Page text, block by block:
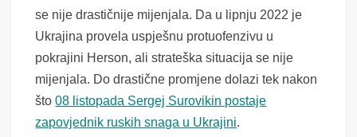
se nije drastičnije mijenjala. Da u lipnju 2022 je
Ukrajina provela uspješnu protuofenzivu u
pokrajini Herson, ali strateška situacija se nije
mijenjala. Do drastične promjene dolazi tek nakon
što08 listopada Sergej Surovikin postaje
zapovjednik ruskih snaga u Ukrajini.